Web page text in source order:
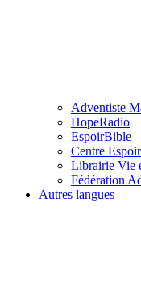
Adventiste
HopeRadio
EspoirBible
Centre
Librairie Vie
Fédération
Autres langues